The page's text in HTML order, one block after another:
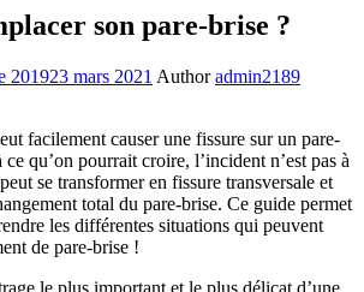
son pare-brise ?
201923 mars 2021 Author admin2189
facilement causer une fissure sur un pare-
qu’on pourrait croire, l’incident n’est pas à
se transformer en fissure transversale et
total du pare-brise. Ce guide permet
les différentes situations qui peuvent
de pare-brise !
le plus important et le plus délicat d’une